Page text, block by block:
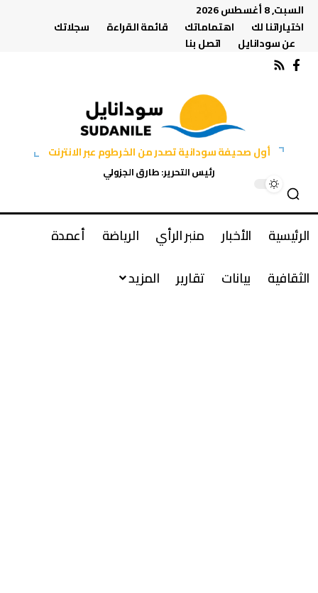
السبت, 8 أغسطس 2026
اختياراتنا لك
اهتماماتك قائمة القراءة
سجلاتك
عن سودانايل
اتصل بنا
أول صحيفة سودانية تصدر من الخرطوم عبر الانترنت
رئيس التحرير: طارق الجزولي
الرئيسية الأخبار منبر الرأي الرياضة
أعمدة
الثقافية
بيانات تقارير المزيد